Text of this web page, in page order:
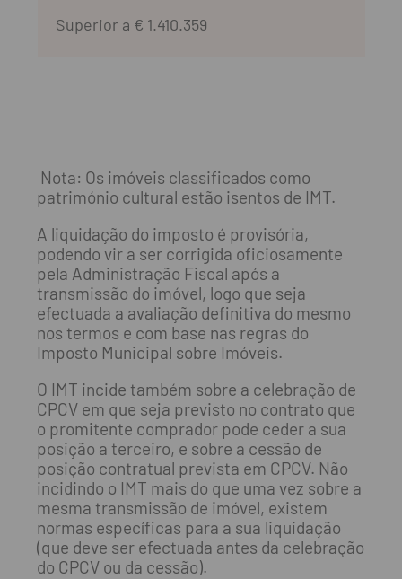
Superior a € 1.410.359
Nota: Os imóveis classificados como
património cultural estão isentos de IMT.
A liquidação do imposto é provisória,
podendo vir a ser corrigida oficiosamente
pela Administração Fiscal após a
transmissão do imóvel, logo que seja
efectuada a avaliação definitiva do mesmo
nos termos e com base nas regras do
Imposto Municipal sobre Imóveis.
O IMT incide também sobre a celebração de
CPCV em que seja previsto no contrato que
o promitente comprador pode ceder a sua
posição a terceiro, e sobre a cessão de
posição contratual prevista em CPCV. Não
incidindo o IMT mais do que uma vez sobre a
mesma transmissão de imóvel, existem
normas específicas para a sua liquidação
(que deve ser efectuada antes da celebração
do CPCV ou da cessão).